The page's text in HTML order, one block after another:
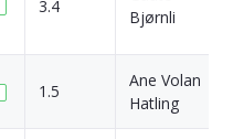
3.4
Bjørnli
1.5
Ane Volan
Hatling